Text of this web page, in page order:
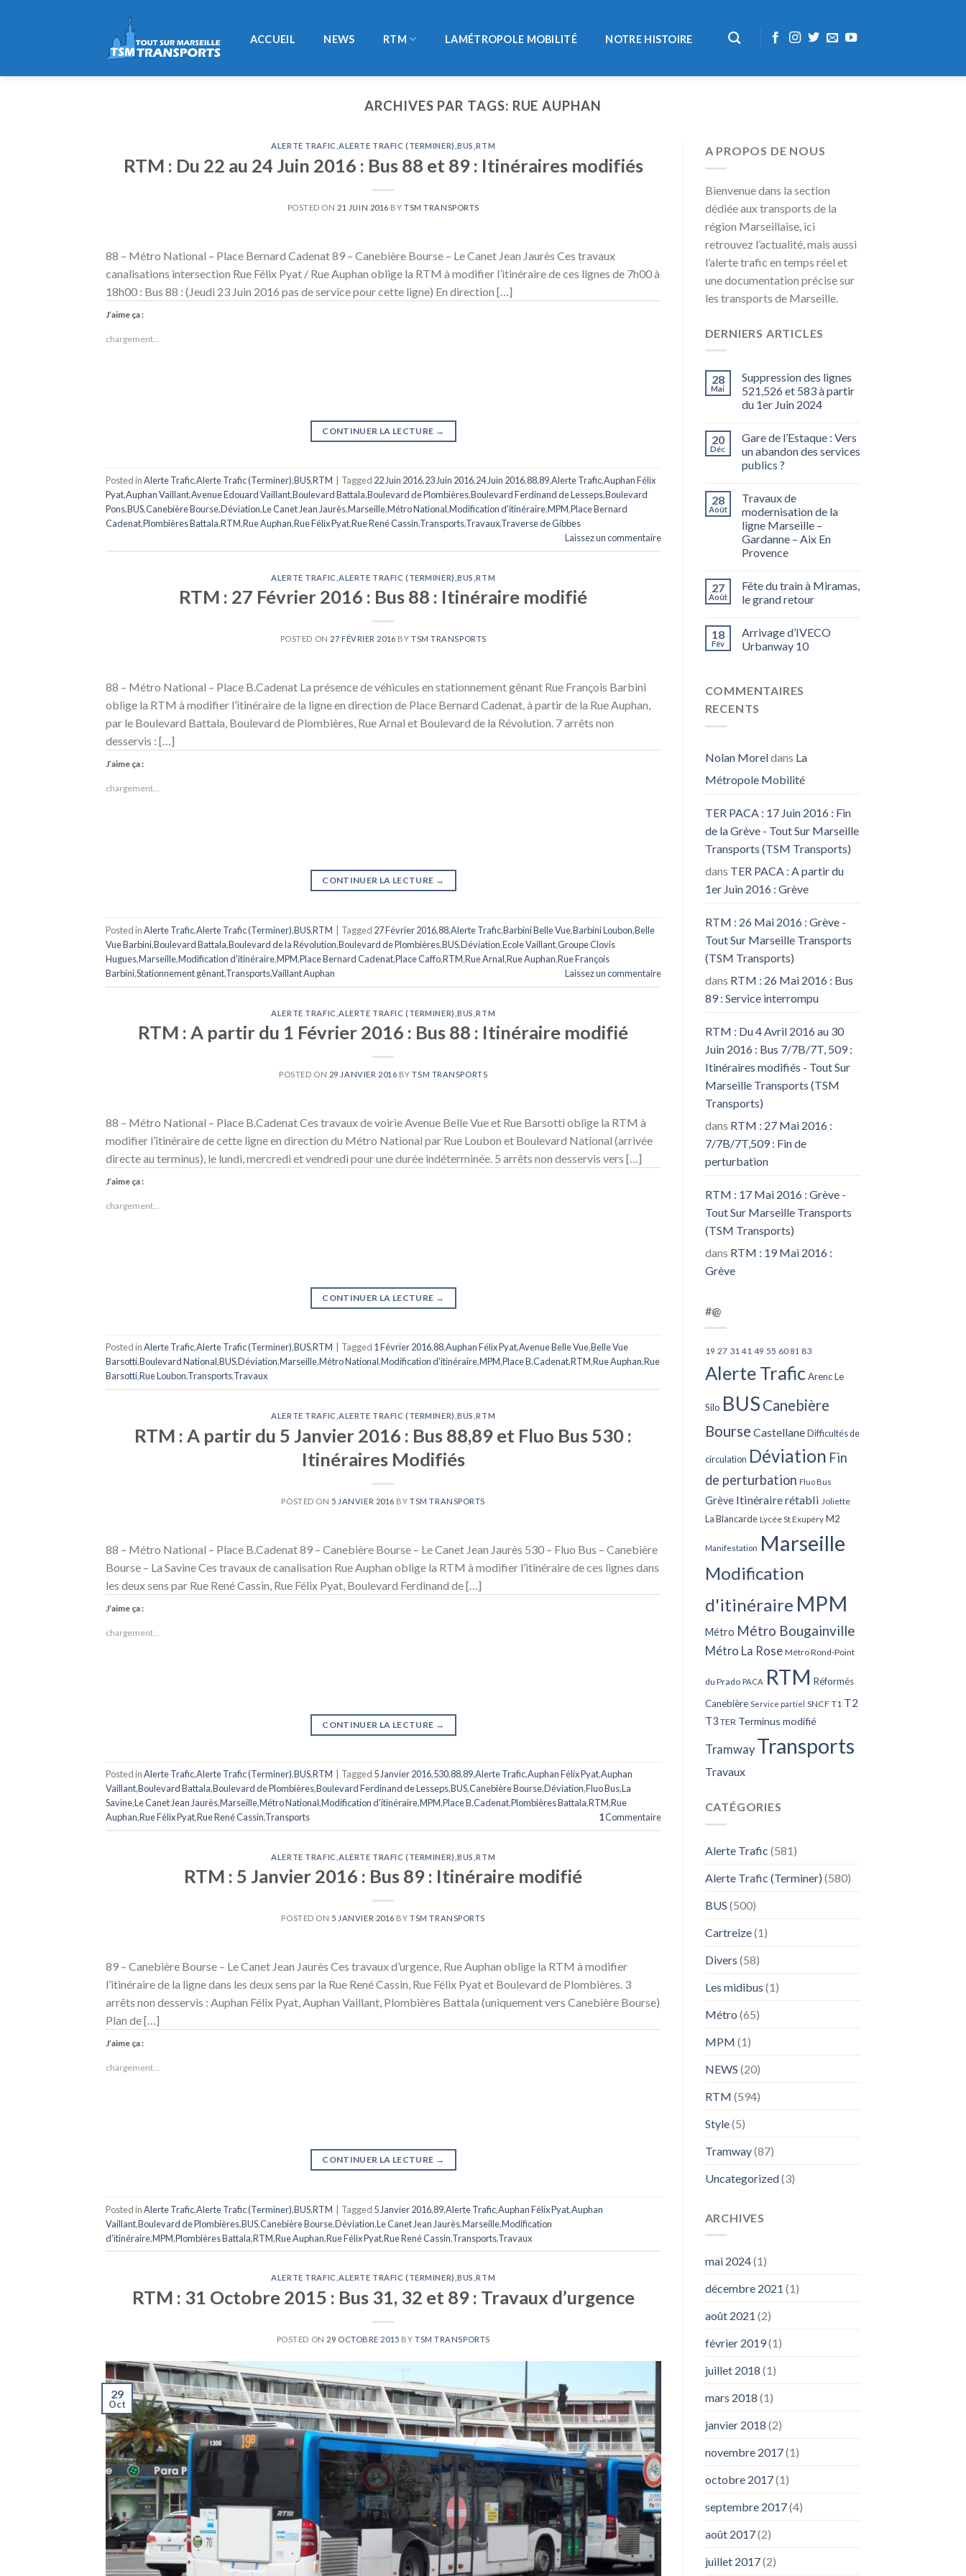
ACCUEIL NEWS RTM LAMÉTROPOLE MOBILITÉ NOTRE HISTOIRE
ARCHIVES PAR TAGS: RUE AUPHAN
ALERTE TRAFIC ,ALERTE TRAFIC (TERMINER) ,BUS ,RTM
RTM : Du 22 au 24 Juin 2016 : Bus 88 et 89 : Itinéraires modifiés
POSTED ON 21 JUIN 2016 BYTSM TRANSPORTS
88 – Métro National – Place Bernard Cadenat 89 – Canebière Bourse – Le Canet Jean Jaurès Ces travaux
canalisations intersection Rue Félix Pyat / Rue Auphan oblige la RTM à modifier l’itinéraire de ces lignes de 7h00 à
18h00 : Bus 88 : (Jeudi 23 Juin 2016 pas de service pour cette ligne) En direction […]
J’aime ça :
chargement…
CONTINUER LA LECTURE →
Posted inAlerte Trafic,Alerte Trafic (Terminer),BUS,RTM Tagged 22 Juin 2016,23 Juin 2016,24 Juin 2016,88,89,Alerte Trafic,Auphan Félix
Pyat,Auphan Vaillant,Avenue Edouard Vaillant,Boulevard Battala,Boulevard de Plombières,Boulevard Ferdinand de Lesseps,Boulevard
Pons,BUS,Canebière Bourse,Déviation,Le Canet Jean Jaurès,Marseille,Métro National,Modification d'itinéraire,MPM,Place Bernard
Cadenat,Plombières Battala,RTM,Rue Auphan,Rue Félix Pyat,Rue René Cassin,Transports,Travaux,Traverse de Gibbes
Laissez un commentaire
ALERTE TRAFIC ,ALERTE TRAFIC (TERMINER) ,BUS ,RTM
RTM : 27 Février 2016 : Bus 88 : Itinéraire modifié
POSTED ON 27 FÉVRIER 2016 BY TSM TRANSPORTS
88 – Métro National – Place B.Cadenat La présence de véhicules en stationnement gênant Rue François Barbini
oblige la RTM à modifier l’itinéraire de la ligne en direction de Place Bernard Cadenat, à partir de la Rue Auphan,
par le Boulevard Battala, Boulevard de Plombières, Rue Arnal et Boulevard de la Révolution. 7 arrêts non
desservis : […]
J’aime ça :
chargement…
CONTINUER LA LECTURE →
Posted inAlerte Trafic,Alerte Trafic (Terminer),BUS,RTM Tagged 27 Février 2016,88,Alerte Trafic,Barbini Belle Vue,Barbini Loubon,Belle
Vue Barbini,Boulevard Battala,Boulevard de la Révolution,Boulevard de Plombières,BUS,Déviation,Ecole Vaillant,Groupe Clovis
Hugues,Marseille,Modification d'itinéraire,MPM,Place Bernard Cadenat,Place Caffo,RTM,Rue Arnal,Rue Auphan,Rue François
Barbini,Stationnement gênant,Transports,Vaillant Auphan Laissez un commentaire
ALERTE TRAFIC ALERTE TRAFIC (TERMINER) ,BUS ,RTM
RTM : A partir du 1 Février 2016 : Bus 88 : Itinéraire modifié
POSTED ON 29 JANVIER 2016 BYTSM TRANSPORTS
88 – Métro National – Place B.Cadenat Ces travaux de voirie Avenue Belle Vue et Rue Barsotti oblige la RTM à
modifier l’itinéraire de cette ligne en direction du Métro National par Rue Loubon et Boulevard National (arrivée
directe au terminus), le lundi, mercredi et vendredi pour une durée indéterminée. 5 arrêts non desservis vers […]
J’aime ça :
chargement…
CONTINUER LA LECTURE →
Posted inAlerte Trafic,Alerte Trafic (Terminer),BUS,RTM Tagged 1 Février 2016,88,Auphan Félix Pyat,Avenue Belle Vue,Belle Vue
Barsotti,Boulevard National,BUS,Déviation,Marseille,Métro National,Modification d'itinéraire,MPM,Place B.Cadenat,RTM,Rue Auphan,Rue
Barsotti,Rue Loubon,Transports,Travaux
ALERTE TRAFIC ,ALERTE TRAFIC (TERMINER) ,BUS ,RTM
RTM : A partir du 5 Janvier 2016 : Bus 88,89 et Fluo Bus 530 :
Itinéraires Modifiés
POSTED ON 5 JANVIER 2016 BYTSM TRANSPORTS
88 – Métro National – Place B.Cadenat 89 – Canebière Bourse – Le Canet Jean Jaurès 530 – Fluo Bus – Canebière
Bourse – La Savine Ces travaux de canalisation Rue Auphan oblige la RTM à modifier l’itinéraire de ces lignes dans
les deux sens par Rue René Cassin, Rue Félix Pyat, Boulevard Ferdinand de […]
J’aime ça :
chargement…
CONTINUER LA LECTURE →
Posted inAlerte Trafic,Alerte Trafic (Terminer),BUS,RTM Tagged 5 Janvier 2016,530,88,89,Alerte Trafic,Auphan Félix Pyat,Auphan
Vaillant,Boulevard Battala,Boulevard de Plombières,Boulevard Ferdinand de Lesseps,BUS,Canebière Bourse,Déviation,Fluo Bus,La
Savine,Le Canet Jean Jaurès,Marseille,Métro National,Modification d'itinéraire,MPM,Place B.Cadenat,Plombières Battala,RTM,Rue
Auphan,Rue Félix Pyat,Rue René Cassin,Transports 1Commentaire
ALERTE TRAFIC ,ALERTE TRAFIC (TERMINER) ,BUS ,RTM
RTM : 5 Janvier 2016 : Bus 89 : Itinéraire modifié
POSTED ON 5 JANVIER 2016 BYTSM TRANSPORTS
89 – Canebière Bourse – Le Canet Jean Jaurès Ces travaux d’urgence, Rue Auphan oblige la RTM à modifier
l’itinéraire de la ligne dans les deux sens par la Rue René Cassin, Rue Félix Pyat et Boulevard de Plombières. 3
arrêts non desservis : Auphan Félix Pyat, Auphan Vaillant, Plombières Battala (uniquement vers Canebière Bourse)
Plan de […]
J’aime ça :
chargement…
CONTINUER LA LECTURE →
Posted inAlerte Trafic,Alerte Trafic (Terminer),BUS,RTM Tagged 5 Janvier 2016,89,Alerte Trafic,Auphan Félix Pyat,Auphan
Vaillant,Boulevard de Plombières,BUS,Canebière Bourse,Déviation,Le Canet Jean Jaurès,Marseille,Modification
d'itinéraire,MPM,Plombières Battala,RTM,Rue Auphan,Rue Félix Pyat,Rue René Cassin,Transports,Travaux
ALERTE TRAFIC ,ALERTE TRAFIC (TERMINER) ,BUS ,RTM
RTM : 31 Octobre 2015 : Bus 31, 32 et 89 : Travaux d’urgence
POSTED ON 29 OCTOBRE 2015 BY TSM TRANSPORTS
29
Oct
A PROPOS DE NOUS
Bienvenue dans la section
dédiée aux transports de la
région Marseillaise, ici
retrouvez l’actualité, mais aussi
l’alerte trafic en temps réel et
une documentation précise sur
les transports de Marseille.
DERNIERS ARTICLES
28
Mai
Suppression des lignes
521,526 et 583 à partir
du 1er Juin 2024
20
Déc
Gare de l’Estaque : Vers
un abandon des services
publics ?
28
Août
Travaux de
modernisation de la
ligne Marseille –
Gardanne – Aix En
Provence
27
Août
Fête du train à Miramas,
le grand retour
18
Fév
Arrivage d’IVECO
Urbanway 10
COMMENTAIRES
RECENTS
Nolan Moreldans La
Métropole Mobilité
TER PACA : 17 Juin 2016 : Fin
de la Grève - Tout Sur Marseille
Transports (TSM Transports)
dans TER PACA : A partir du
1er Juin 2016 : Grève
RTM : 26 Mai 2016 : Grève -
Tout Sur Marseille Transports
(TSM Transports)
dans RTM : 26 Mai 2016 : Bus
89 : Service interrompu
RTM : Du 4 Avril 2016 au 30
Juin 2016 : Bus 7/7B/7T, 509 :
Itinéraires modifiés - Tout Sur
Marseille Transports (TSM
Transports)
dans RTM : 27 Mai 2016 :
7/7B/7T,509 : Fin de
perturbation
RTM : 17 Mai 2016 : Grève -
Tout Sur Marseille Transports
(TSM Transports)
dans RTM : 19 Mai 2016 :
Grève
#@
19 27 31 41 49 55 60 81 83
Alerte Trafic Arenc Le
Silo BUS Canebière
Bourse Castellane Difficultés de
circulation Déviation Fin
de perturbation Fluo Bus
Grève Itinéraire rétabli Joliette
La Blancarde Lycée St Exupéry M2
Manifestation Marseille
Modification
d'itinéraire MPM
Métro Métro Bougainville
Métro La Rose Métro Rond-Point
du Prado PACA RTM Réformés
Canebière Service partiel SNCF T1 T2
T3 TER Terminus modifié
Tramway Transports
Travaux
CATÉGORIES
Alerte Trafic (581)
Alerte Trafic (Terminer) (580)
BUS (500)
Cartreize(1)
Divers (58)
Les midibus (1)
Métro (65)
MPM (1)
NEWS (20)
RTM (594)
Style(5)
Tramway(87)
Uncategorized(3)
ARCHIVES
mai 2024(1)
décembre 2021 (1)
août 2021 (2)
février 2019(1)
juillet 2018 (1)
mars 2018 (1)
janvier 2018 (2)
novembre 2017(1)
octobre 2017(1)
septembre 2017(4)
août 2017(2)
juillet 2017(2)